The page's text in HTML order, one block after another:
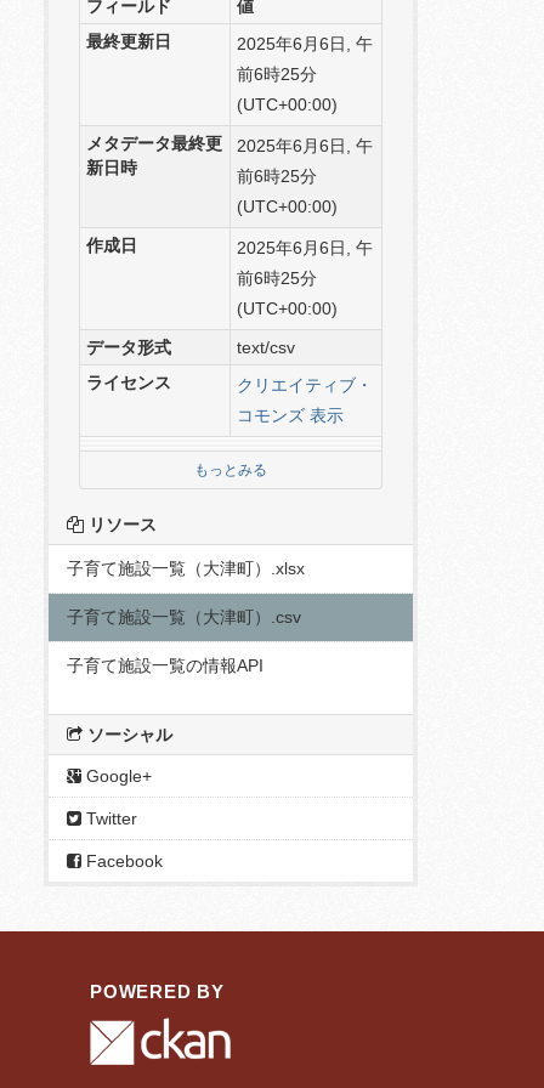
フィールド
値
最終更新日
2025年6月6日, 午
前6時25分
(UTC+00:00)
メタデータ最終更
新日時
2025年6月6日, 午
前6時25分
(UTC+00:00)
作成日
2025年6月6日, 午
前6時25分
(UTC+00:00)
データ形式
text/csv
ライセンス
クリエイティブ・
コモンズ 表示
もっとみる
リソース
子育て施設一覧（大津町）.xlsx
子育て施設一覧（大津町）.csv
子育て施設一覧の情報API
ソーシャル
Google+
Twitter
Facebook
POWERED BY